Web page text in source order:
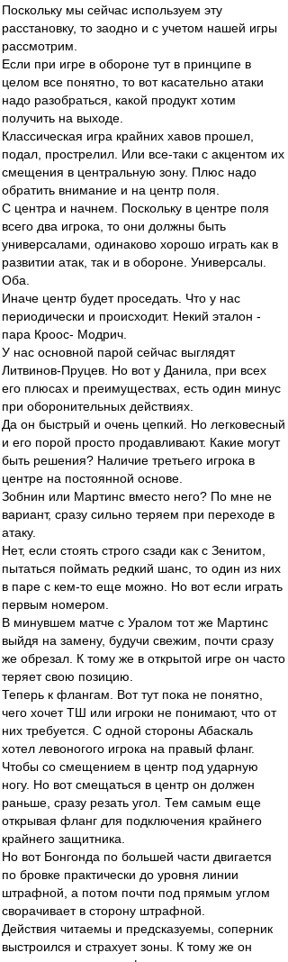
Поскольку мы сейчас используем эту
расстановку, то заодно и с учетом нашей игры
рассмотрим.
Если при игре в обороне тут в принципе в
целом все понятно, то вот касательно атаки
надо разобраться, какой продукт хотим
получить на выходе.
Классическая игра крайних хавов прошел,
подал, прострелил. Или все-таки с акцентом их
смещения в центральную зону. Плюс надо
обратить внимание и на центр поля.
С центра и начнем. Поскольку в центре поля
всего два игрока, то они должны быть
универсалами, одинаково хорошо играть как в
развитии атак, так и в обороне. Универсалы.
Оба.
Иначе центр будет проседать. Что у нас
периодически и происходит. Некий эталон -
пара Кроос- Модрич.
У нас основной парой сейчас выглядят
Литвинов-Пруцев. Но вот у Данила, при всех
его плюсах и преимуществах, есть один минус
при оборонительных действиях.
Да он быстрый и очень цепкий. Но легковесный
и его порой просто продавливают. Какие могут
быть решения? Наличие третьего игрока в
центре на постоянной основе.
Зобнин или Мартинс вместо него? По мне не
вариант, сразу сильно теряем при переходе в
атаку.
Нет, если стоять строго сзади как с Зенитом,
пытаться поймать редкий шанс, то один из них
в паре с кем-то еще можно. Но вот если играть
первым номером.
В минувшем матче с Уралом тот же Мартинс
выйдя на замену, будучи свежим, почти сразу
же обрезал. К тому же в открытой игре он часто
теряет свою позицию.
Теперь к флангам. Вот тут пока не понятно,
чего хочет ТШ или игроки не понимают, что от
них требуется. С одной стороны Абаскаль
хотел левоногого игрока на правый фланг.
Чтобы со смещением в центр под ударную
ногу. Но вот смещаться в центр он должен
раньше, сразу резать угол. Тем самым еще
открывая фланг для подключения крайнего
крайнего защитника.
Но вот Бонгонда по большей части двигается
по бровке практически до уровня линии
штрафной, а потом почти под прямым углом
сворачивает в сторону штрафной.
Действия читаемы и предсказуемы, соперник
выстроился и страхует зоны. К тому же он